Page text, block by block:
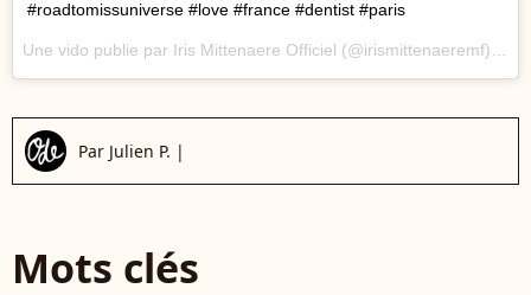
#roadtomissuniverse #love #france #dentist #paris
Une vido publie par Iris Mittenaere Officiel (@irismittenaeremf) le
Par Julien P. |
Mots clés